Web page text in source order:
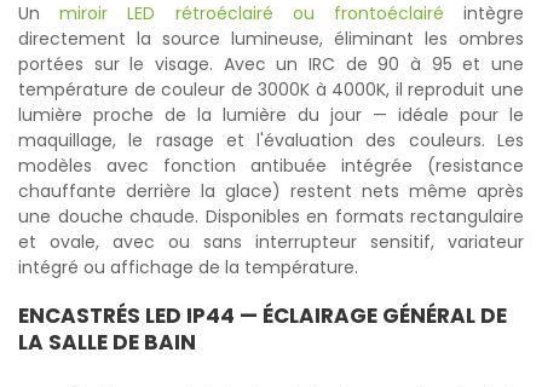
Unmiroir LED rétroéclairé ou frontoéclairé intègre
directement la source lumineuse, éliminant les ombres
portées sur le visage. Avec un IRC de 90 à 95 et une
température de couleur de 3000K à 4000K, il reproduit une
lumière proche de la lumière du jour — idéale pour le
maquillage, le rasage et l'évaluation des couleurs. Les
modèles avec fonction antibuée intégrée (resistance
chauffante derrière la glace) restent nets même après
une douche chaude. Disponibles en formats rectangulaire
et ovale, avec ou sans interrupteur sensitif, variateur
intégré ou affichage de la température.
ENCASTRÉS LED IP44 — ÉCLAIRAGE GÉNÉRAL DE
LA SALLE DE BAIN